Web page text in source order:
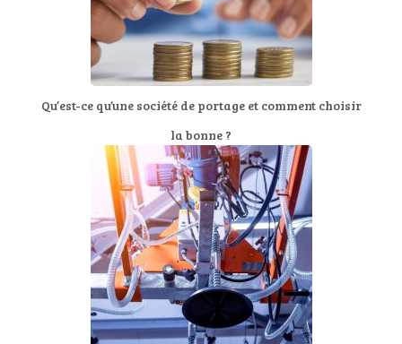
Qu’est-ce qu’une société de portage et comment choisir
la bonne ?